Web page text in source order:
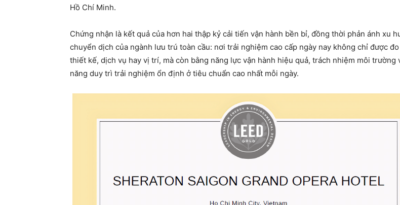
Hồ Chí Minh.
Chứng nhận là kết quả của hơn hai thập kỷ cải tiến vận hành bền bỉ, đồng thời phản ánh xu
chuyển dịch của ngành lưu trú toàn cầu: nơi trải nghiệm cao cấp ngày nay không chỉ được
thiết kế, dịch vụ hay vị trí, mà còn bằng năng lực vận hành hiệu quả, trách nhiệm môi trường
năng duy trì trải nghiệm ổn định ở tiêu chuẩn cao nhất mỗi ngày.